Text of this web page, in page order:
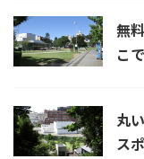
無
こ
丸
ス